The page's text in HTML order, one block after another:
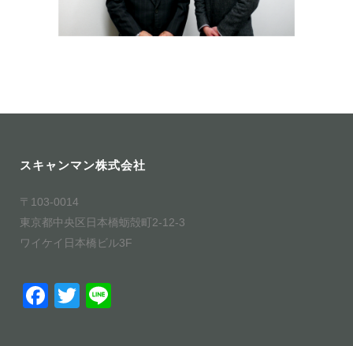
スキャンマン株式会社
〒103-0014
東京都中央区日本橋蛎殻町2-12-3
ワイケイ日本橋ビル3F
F
T